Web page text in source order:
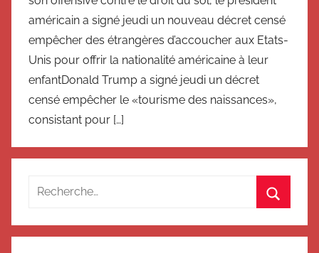
américain a signé jeudi un nouveau décret censé
empêcher des étrangères d’accoucher aux Etats-
Unis pour offrir la nationalité américaine à leur
enfantDonald Trump a signé jeudi un décret
censé empêcher le «tourisme des naissances»,
consistant pour […]
Recherche
: